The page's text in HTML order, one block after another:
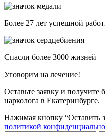
Более 27 лет успешной
Спасли более 3000 жизней
Уговорим на лечение!
Оставьте заявку и получите
нарколога в Екатеринбурге.
Нажимая кнопку “Оставить
политикой